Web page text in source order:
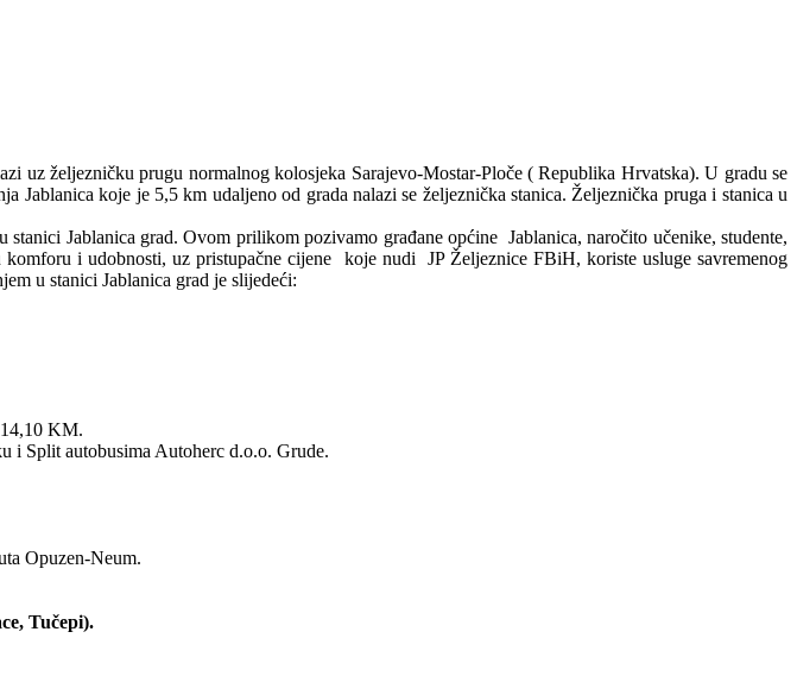
uz željezničku prugu normalnog kolosjeka Sarajevo-Mostar-Ploče ( Republika Hrvatska). U gradu se
Jablanica koje je 5,5 km udaljeno od grada nalazi se željeznička stanica. Željeznička pruga i stanica u
Jablanica grad. Ovom prilikom pozivamo građane općine Jablanica, naročito učenike, studente,
i udobnosti, uz pristupačne cijene koje nudi JP Željeznice FBiH, koriste usluge savremenog
u stanici Jablanica grad je slijedeći:
KM.
i Split autobusima Autoherc d.o.o. Grude.
Opuzen-Neum.
Tučepi).